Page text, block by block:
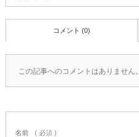
コメント (0)
この記事へのコメントはありません。
名前 ( 必須 )